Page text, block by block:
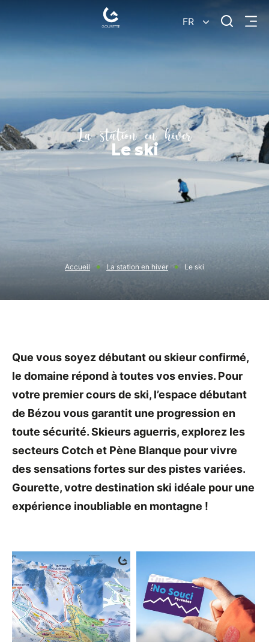
Atlantiques
FR Menu
La station en hiver
Le ski
Accueil La station en hiver Le ski
Que vous soyez débutant ou skieur confirmé,
le domaine répond à toutes vos envies. Pour
votre premier cours de ski, l’espace débutant
de Bézou vous garantit une progression en
toute sécurité. Skieurs aguerris, explorez les
secteurs Cotch et Pène Blanque pour vivre
des sensations fortes sur des pistes variées.
Gourette, votre destination ski idéale pour une
expérience inoubliable en montagne !